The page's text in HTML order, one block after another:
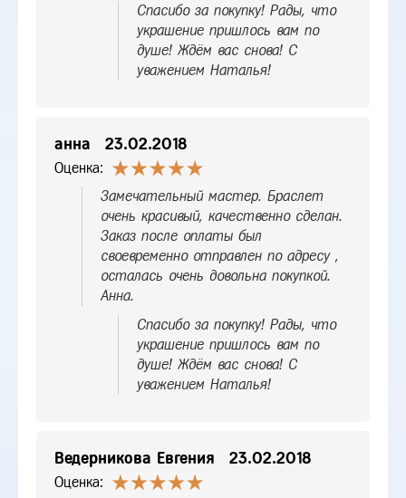
Спасибо за покупку! Рады, что
украшение пришлось вам по
душе! Ждём вас снова! С
уважением Наталья!
анна 23.02.2018
Оценка:
Замечательный мастер. Браслет
очень красивый, качественно сделан.
Заказ после оплаты был
своевременно отправлен по адресу ,
осталась очень довольна покупкой.
Анна.
Спасибо за покупку! Рады, что
украшение пришлось вам по
душе! Ждём вас снова! С
уважением Наталья!
Ведерникова Евгения 23.02.2018
Оценка: